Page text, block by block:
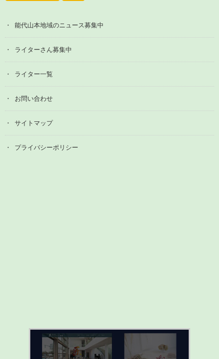
能代山本地域のニュース募集中
ライターさん募集中
ライター一覧
お問い合わせ
サイトマップ
プライバシーポリシー